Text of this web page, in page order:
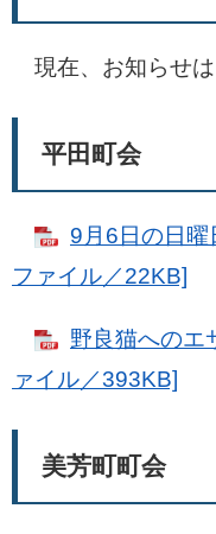
現在、お知らせは
平田町会
9月6日の日
ファイル／22KB]
野良猫へのエ
ァイル／393KB]
美芳町町会